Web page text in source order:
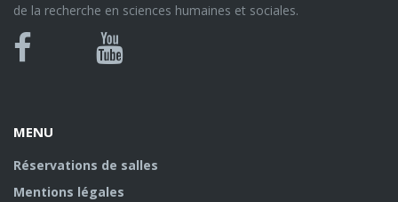
de la recherche en sciences humaines et sociales.
Bluesky
Canal
MENU
Réservations de salles
Mentions légales